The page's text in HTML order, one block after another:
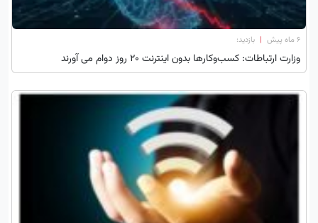
۶ ماه پیش | بازدید:
وزارت ارتباطات: کسب‌و‌کار‌ها بدون اینترنت ۲۰ روز دوام می آورند